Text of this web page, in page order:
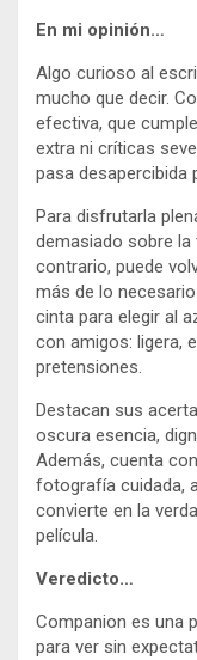
En mi opinión…
Algo curioso al
mucho que decir.
efectiva, que
extra ni críticas
pasa desapercibida
Para disfrutarla
demasiado sobre la
contrario, puede
más de lo
cinta para elegir al
con amigos: ligera,
pretensiones.
Destacan sus
oscura esencia,
Además, cuenta
fotografía cuidada,
convierte en la
película.
Veredicto…
Companion es una
para ver sin